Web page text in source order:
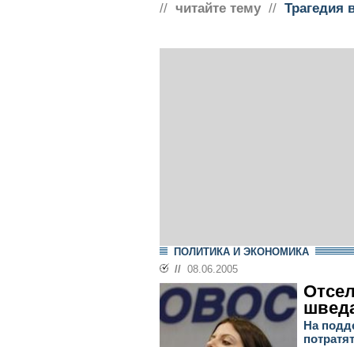
// читайте тему // Трагедия
ПОЛИТИКА И ЭКОНОМИКА
// 08.06.2005
На